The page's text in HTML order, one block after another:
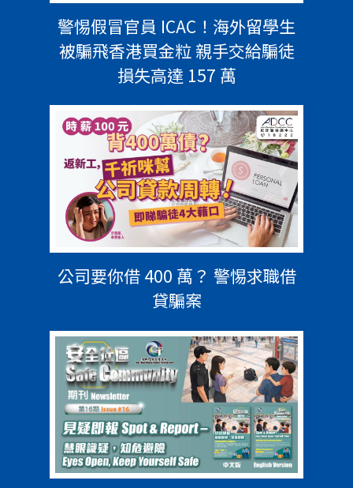
警惕假冒官員 ICAC！海外留學生
被騙飛香港買金粒 親手交給騙徒
損失高達 157 萬
公司要你借 400 萬？ 警惕求職借
貸騙案